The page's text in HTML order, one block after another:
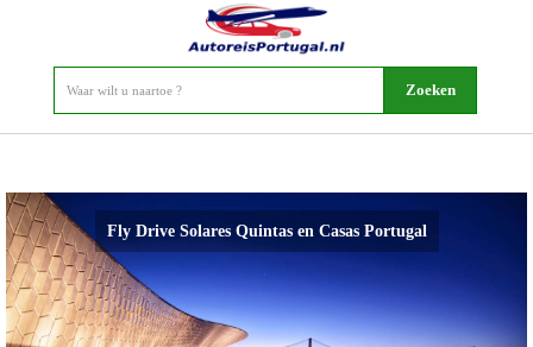
Fly Drive Solares Quintas en Casas Portugal